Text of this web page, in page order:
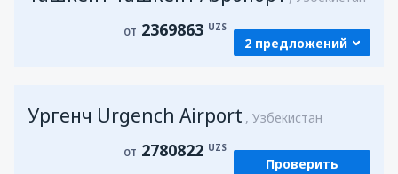
ОТ 2369863 UZS
2 предложений
(SKD)
2369863
Ургенч Urgench Airport Узбекистан
ОТ 2780822 UZS
Проверить